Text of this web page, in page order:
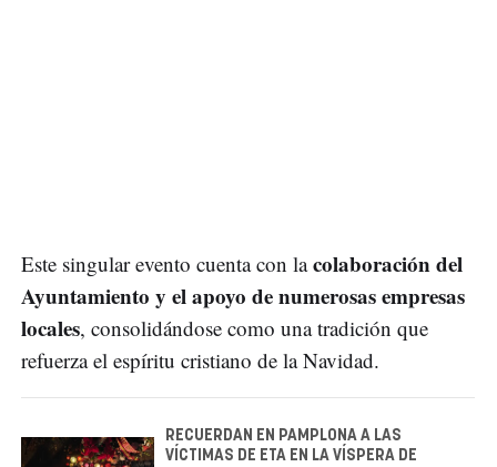
Este singular evento cuenta con lacolaboración del
Ayuntamiento y el apoyo de numerosas empresas
locales, consolidándose como una tradición que
refuerza el espíritu cristiano de la Navidad.
RECUERDAN EN PAMPLONA A LAS
VÍCTIMAS DE ETA EN LA VÍSPERA DE